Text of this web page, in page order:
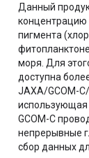
Данный
концентрацию
пигмента
моря. Для
доступна
JAXA/GCOM-
использующая
GCOM-C
непрерывные
сбор данных